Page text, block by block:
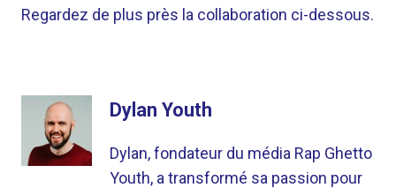
Regardez de plus près la collaboration ci-dessous.
Dylan Youth
Dylan, fondateur du média Rap Ghetto
Youth, a transformé sa passion pour